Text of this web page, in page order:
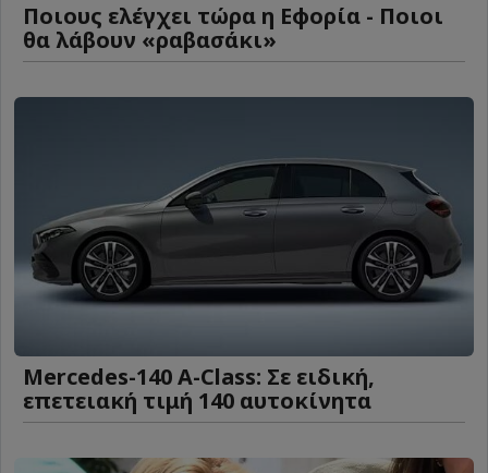
Ποιους ελέγχει τώρα η Εφορία - Ποιοι
θα λάβουν «ραβασάκι»
Mercedes-140 A-Class: Σε ειδική,
επετειακή τιμή 140 αυτοκίνητα